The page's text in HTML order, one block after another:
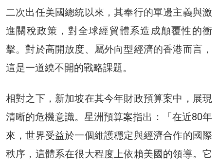
二次出任美國總統以來，其奉行的單邊主義與激
進關稅政策，對全球經貿體系造成顛覆性的衝
擊。對於高開放度、屬外向型經濟的香港而言，
這是一道繞不開的戰略課題。
相對之下，新加坡在其今年財政預算案中，展現
清晰的危機意識。星洲預算案指出：「在近80年
來，世界受益於一個維護穩定與經濟合作的國際
秩序，這體系在很大程度上依賴美國的領導。它